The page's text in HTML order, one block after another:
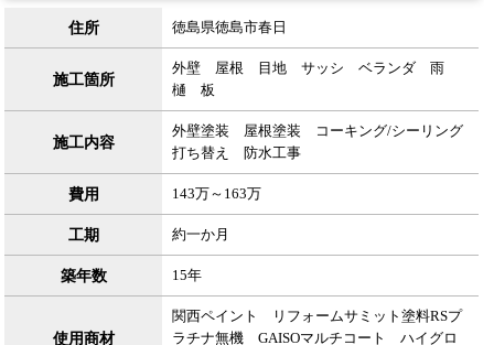
住所 徳島県徳島市春日
施工箇所
外壁 屋根 目地 サッシ ベランダ 雨
樋 板
施工内容
外壁塗装 屋根塗装 コーキング/シーリング
打ち替え 防水工事
費用 143万～163万
工期 約一か月
築年数 15年
使用商材
関西ペイント リフォームサミット塗料RSプ
ラチナ無機 GAISOマルチコート ハイグロ